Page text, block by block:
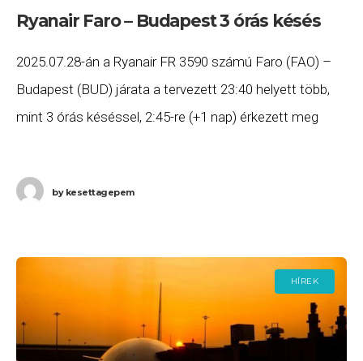
Ryanair Faro – Budapest 3 órás késés
2025.07.28-án a Ryanair FR 3590 számú Faro (FAO) –
Budapest (BUD) járata a tervezett 23:40 helyett több,
mint 3 órás késéssel, 2:45-re (+1 nap) érkezett meg
bykesettagepem
HÍREK